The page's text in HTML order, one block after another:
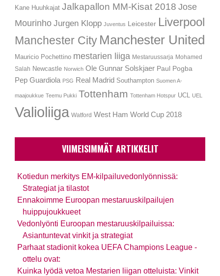
Kane Huuhkajat Jalkapallon MM-Kisat 2018 Jose
Mourinho Jurgen Klopp Juventus Leicester Liverpool
Manchester City Manchester United
Mauricio Pochettino mestarien liiga Mestaruussarja Mohamed
Salah Newcastle Norwich Ole Gunnar Solskjaer Paul Pogba
Pep Guardiola PSG Real Madrid Southampton Suomen A-
maajoukkue Teemu Pukki Tottenham Tottenham Hotspur UCL UEL
Valioliiga Watford West Ham World Cup 2018
VIIMEISIMMÄT ARTIKKELIT
Kotiedun merkitys EM-kilpailuvedonlyönnissä:
Strategiat ja tilastot
Ennakoimme Euroopan mestaruuskilpailujen
huippujoukkueet
Vedonlyönti Euroopan mestaruuskilpailuissa:
Asiantuntevat vinkit ja strategiat
Parhaat stadionit kokea UEFA Champions League -
ottelu ovat:
Kuinka lyödä vetoa Mestarien liigan otteluista: Vinkit